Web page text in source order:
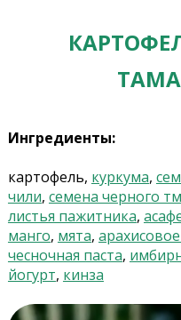
Ингредиенты:
картофель, куркума,
чили, семена черного
листья пажитника,
манго, мята,
чесночная паста,
йогурт, кинза